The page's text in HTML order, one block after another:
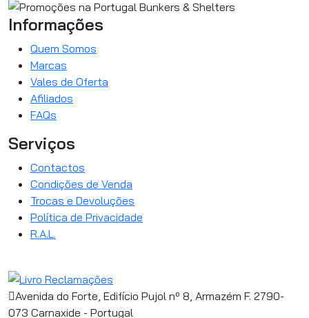
Informações
Quem Somos
Marcas
Vales de Oferta
Afiliados
FAQs
Serviços
Contactos
Condições de Venda
Trocas e Devoluções
Política de Privacidade
R.A.L.
Avenida do Forte, Edifício Pujol nº 8, Armazém F. 2790-
073 Carnaxide - Portugal